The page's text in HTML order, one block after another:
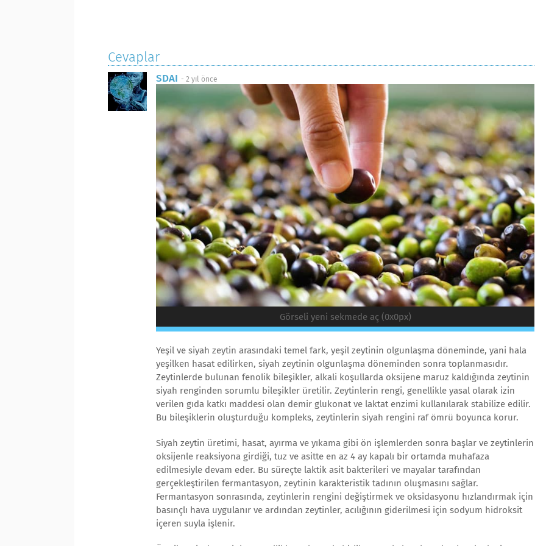
Cevaplar
SDAI - 2 yıl önce
Görseli yeni sekmede aç (0x0px)
Yeşil ve siyah zeytin arasındaki temel fark, yeşil zeytinin olgunlaşma döneminde, yani hala
yeşilken hasat edilirken, siyah zeytinin olgunlaşma döneminden sonra toplanmasıdır.
Zeytinlerde bulunan fenolik bileşikler, alkali koşullarda oksijene maruz kaldığında zeytinin
siyah renginden sorumlu bileşikler üretilir. Zeytinlerin rengi, genellikle yasal olarak izin
verilen gıda katkı maddesi olan demir glukonat ve laktat enzimi kullanılarak stabilize edilir.
Bu bileşiklerin oluşturduğu kompleks, zeytinlerin siyah rengini raf ömrü boyunca korur.
Siyah zeytin üretimi, hasat, ayırma ve yıkama gibi ön işlemlerden sonra başlar ve zeytinlerin
oksijenle reaksiyona girdiği, tuz ve asitte en az 4 ay kapalı bir ortamda muhafaza
edilmesiyle devam eder. Bu süreçte laktik asit bakterileri ve mayalar tarafından
gerçekleştirilen fermantasyon, zeytinin karakteristik tadının oluşmasını sağlar.
Fermantasyon sonrasında, zeytinlerin rengini değiştirmek ve oksidasyonu hızlandırmak için
basınçlı hava uygulanır ve ardından zeytinler, acılığının giderilmesi için sodyum hidroksit
içeren suyla işlenir.